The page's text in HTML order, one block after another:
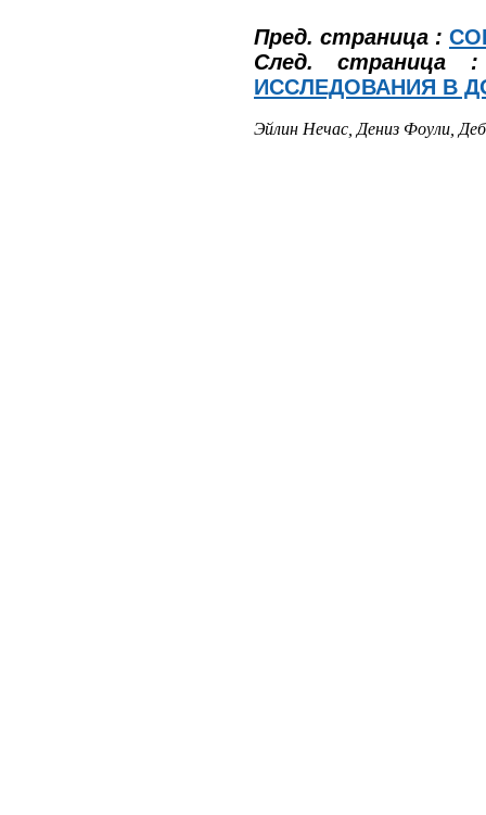
Пред. страница :
След. страница :
ИССЛЕДОВАНИЯ В
Эйлин Нечас, Дениз Фоули,